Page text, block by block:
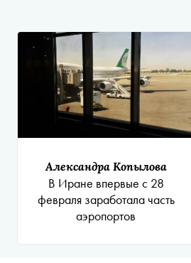
Александра Копылова
В Иране впервые с 28
февраля заработала часть
аэропортов